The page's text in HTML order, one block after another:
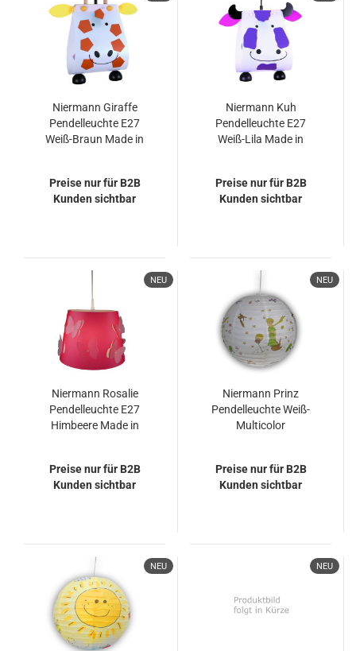
Niermann Giraffe
Pendelleuchte E27
Weiß-Braun Made in
Preise nur für B2B
Kunden sichtbar
Niermann Kuh
Pendelleuchte E27
Weiß-Lila Made in
Preise nur für B2B
Kunden sichtbar
NEU
Niermann Rosalie
Pendelleuchte E27
Himbeere Made in
Preise nur für B2B
Kunden sichtbar
NEU
Niermann Prinz
Pendelleuchte Weiß-
Multicolor
Preise nur für B2B
Kunden sichtbar
NEU NEU